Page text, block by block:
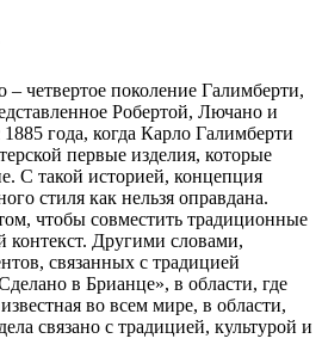
четвертое поколение Галимберти,
Робертой, Лючано и
года, когда Карло Галимберти
первые изделия, которые
С такой историей, концепция
стиля как нельзя оправдана.
чтобы совместить традиционные
Другими словами,
связанных с традицией
в Брианце», в области, где
во всем мире, в области,
связано с традицией, культурой и